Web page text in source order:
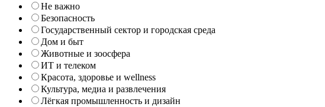
Не важно
Безопасность
Государственный сектор и городская среда
Дом и быт
Животные и зоосфера
ИТ и телеком
Красота, здоровье и wellness
Культура, медиа и развлечения
Лёгкая промышленность и дизайн